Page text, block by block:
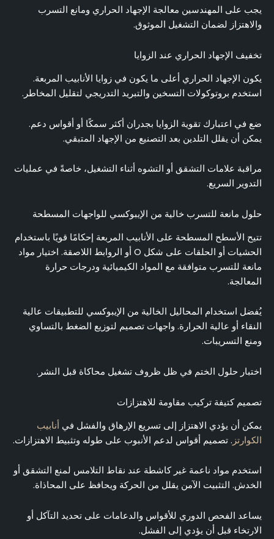
يجب على المهندسين معالجة الإجهاد الحراري ومانع التسرب
والاهتزاز لضمان التشغيل الموثوق.
تخفيف الإجهاد الحراري عند الزوايا
يكون الإجهاد الحراري أعلى ما يكون في زوايا الأنابيب المربعة.
استخدم بروتوكولات التسخين والتبريد التدريجي لتقليل المخاطر.
ضع في اعتبارك تقوية الزوايا بجدران أكثر سمكًا أو أقواس دعم.
يمكن أن يقلل التلدين بعد التصنيع من الإجهاد المتبقي.
مراقبة علامات التشقق أو التشوه أثناء التشغيل، خاصةً في عمليات
التدوير السريع.
حلول مانعة للتسرب خالية من الإيبوكسي للواجهات المسطحة
تتيح الأسطح المسطحة على الأنابيب المربعة إحكامًا قويًا باستخدام
الحشيات أو الحلقات على شكل O أو الروابط اللاصقة. اختيار مواد
مانعة للتسرب متوافقة مع المواد الكيميائية ودرجات حرارة
المعالجة.
يُفضل استخدام المحاليل الخالية من الإيبوكسي للتطبيقات عالية
النقاء أو عالية الحرارة. واجهات تصميم لتوزيع الضغط بالتساوي
ومنع التسريبات.
اختبار حلول الختم في ظل ظروف تشغيل محاكاة قبل النشر.
تصميم كتيفة تركيب مقاومة للاهتزازات
يمكن أن يؤدي الاهتزاز إلى تسريع الإرهاق والفشل في أنابيب
الكوارتز . تصميم أقواس لدعم الأنبوب على طوله وتثبيط الاهتزازات.
استخدم مواد ناعمة غير كاشطة عند نقاط التلامس لمنع التشقق أو
الخدش. التثبيت الآمن يقلل من الحركة ويحافظ على المحاذاة.
يساعد الفحص الدوري للأقواس والدعامات على تحديد التآكل أو
الارتخاء قبل أن يؤدي إلى الفشل.